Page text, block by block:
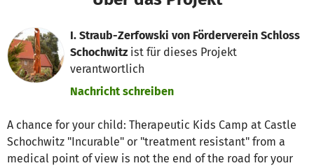
I. Straub-Zerfowski von Förderverein Schloss
Schochwitz ist für dieses Projekt
verantwortlich
Nachricht schreiben
A chance for your child: Therapeutic Kids Camp at Castle
Schochwitz "Incurable" or "treatment resistant" from a
medical point of view is not the end of the road for your